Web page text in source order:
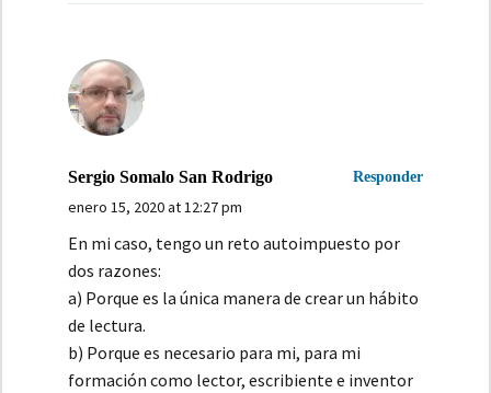
Sergio Somalo San Rodrigo Responder
enero 15, 2020 at 12:27 pm
En mi caso, tengo un reto autoimpuesto por
dos razones:
a) Porque es la única manera de crear un hábito
de lectura.
b) Porque es necesario para mi, para mi
formación como lector, escribiente e inventor